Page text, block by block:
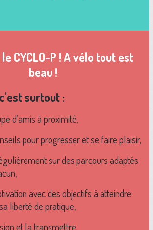
CYCLO-P ! A vélo tout est
beau !
surtout :
d’amis à proximité,
pour progresser et se faire plaisir,
sur des parcours adaptés
avec des objectifs à atteindre
liberté de pratique,
et la transmettre.